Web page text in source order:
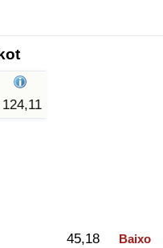
124,11
45,18 Baixo
País
(Atual)
por País
(Atual)
país